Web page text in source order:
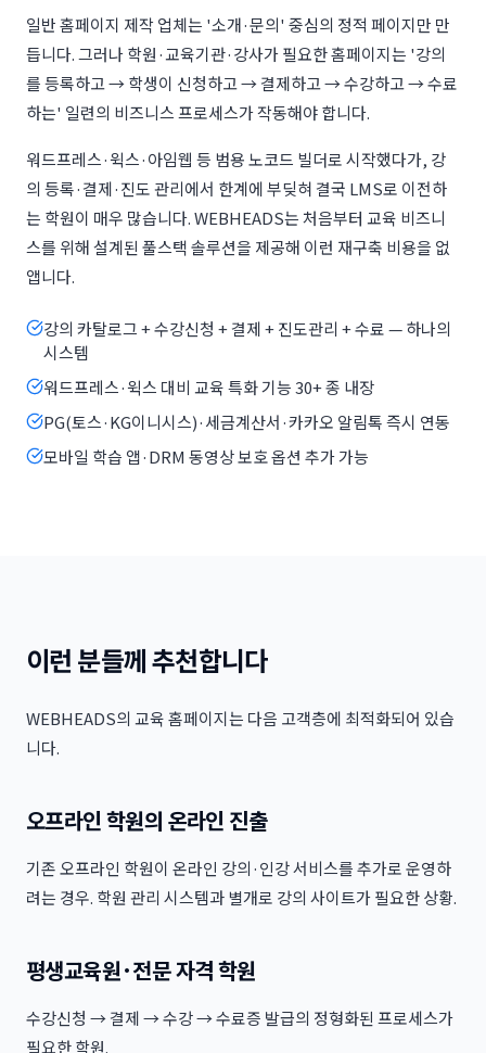
일반 홈페이지 제작 업체는 '소개·문의' 중심의 정적 페이지만 만
듭니다. 그러나 학원·교육기관·강사가 필요한 홈페이지는 '강의
를 등록하고 → 학생이 신청하고 → 결제하고 → 수강하고 → 수료
하는' 일련의 비즈니스 프로세스가 작동해야 합니다.
워드프레스·윅스·아임웹 등 범용 노코드 빌더로 시작했다가, 강
의 등록·결제·진도 관리에서 한계에 부딪혀 결국 LMS로 이전하
는 학원이 매우 많습니다. WEBHEADS는 처음부터 교육 비즈니
스를 위해 설계된 풀스택 솔루션을 제공해 이런 재구축 비용을 없
앱니다.
강의 카탈로그 + 수강신청 + 결제 + 진도관리 + 수료 — 하나의
시스템
워드프레스·윅스 대비 교육 특화 기능 30+ 종 내장
PG(토스·KG이니시스)·세금계산서·카카오 알림톡 즉시 연동
모바일 학습 앱·DRM 동영상 보호 옵션 추가 가능
이런 분들께 추천합니다
WEBHEADS의 교육 홈페이지는 다음 고객층에 최적화되어 있습
니다.
오프라인 학원의 온라인 진출
기존 오프라인 학원이 온라인 강의·인강 서비스를 추가로 운영하
려는 경우. 학원 관리 시스템과 별개로 강의 사이트가 필요한 상황.
평생교육원·전문 자격 학원
수강신청 → 결제 → 수강 → 수료증 발급의 정형화된 프로세스가
필요한 학원.